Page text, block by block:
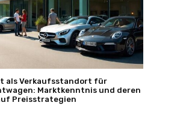
als Verkaufsstandort für
Marktkenntnis und deren
Preisstrategien